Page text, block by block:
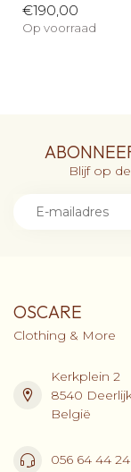
€190,00
Op voorraad
Blijf op
OSCARE
Clothing & More
Kerkplein 2
8540
België
056 64 44 24